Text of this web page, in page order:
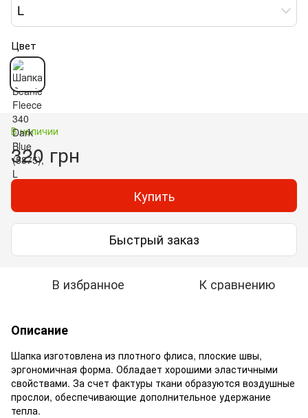
L
Цвет
В наличии
320 грн
Купить
Быстрый заказ
В избранное К сравнению
Описание
Шапка изготовлена ​​из плотного флиса, плоские швы,
эргономичная форма. Обладает хорошими эластичными
свойствами. За счет фактуры ткани образуются воздушные
прослои, обеспечивающие дополнительное удержание
тепла.